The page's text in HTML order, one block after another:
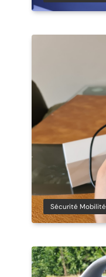
Sécurité Mobilité